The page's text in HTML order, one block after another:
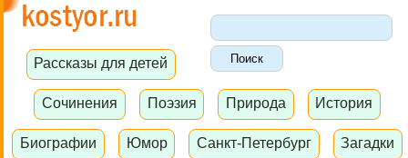
Рассказы для детей
Сочинения Поэзия Природа История
Биографии Юмор Санкт-Петербург Загадки